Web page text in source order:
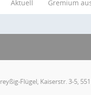
Aktuell Gremium
Flügel, Kaiserstr. 3-5,